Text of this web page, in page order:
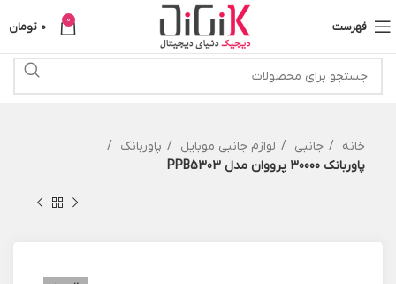
فهرست 0
0 تومان
خانه جانبی لوازم جانبی موبایل
پاوربانک
پاوربانک 30000 پرووان مدل PPB5303